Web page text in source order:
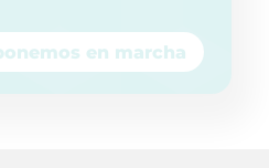
en marcha